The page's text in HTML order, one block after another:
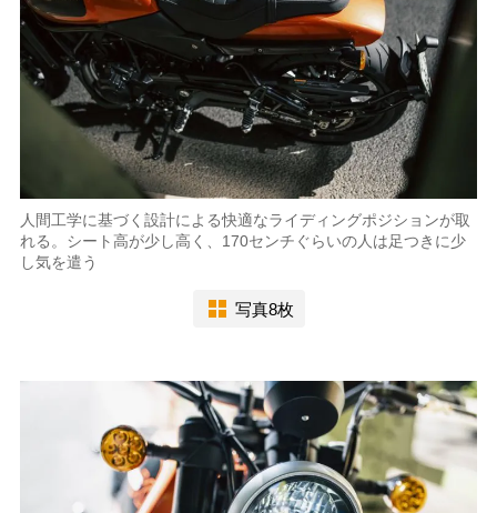
人間工学に基づく設計による快適なライディングポジションが取
れる。シート高が少し高く、170センチぐらいの人は足つきに少
し気を遣う
写真8枚